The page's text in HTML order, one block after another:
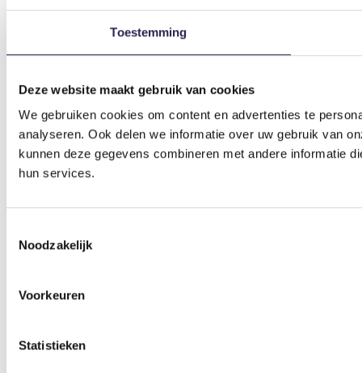
Toestemming
Deze website maakt gebruik van cookies
We gebruiken cookies om content en advertenties te
analyseren. Ook delen we informatie over uw gebruik van
kunnen deze gegevens combineren met andere informatie
hun services.
Noodzakelijk
Voorkeuren
Statistieken